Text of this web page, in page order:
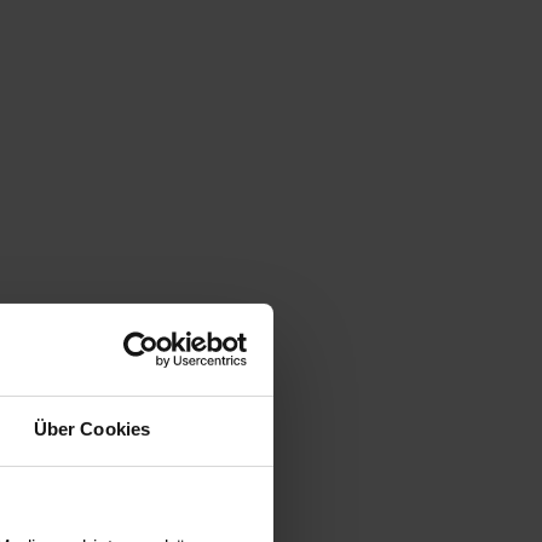
Über Cookies